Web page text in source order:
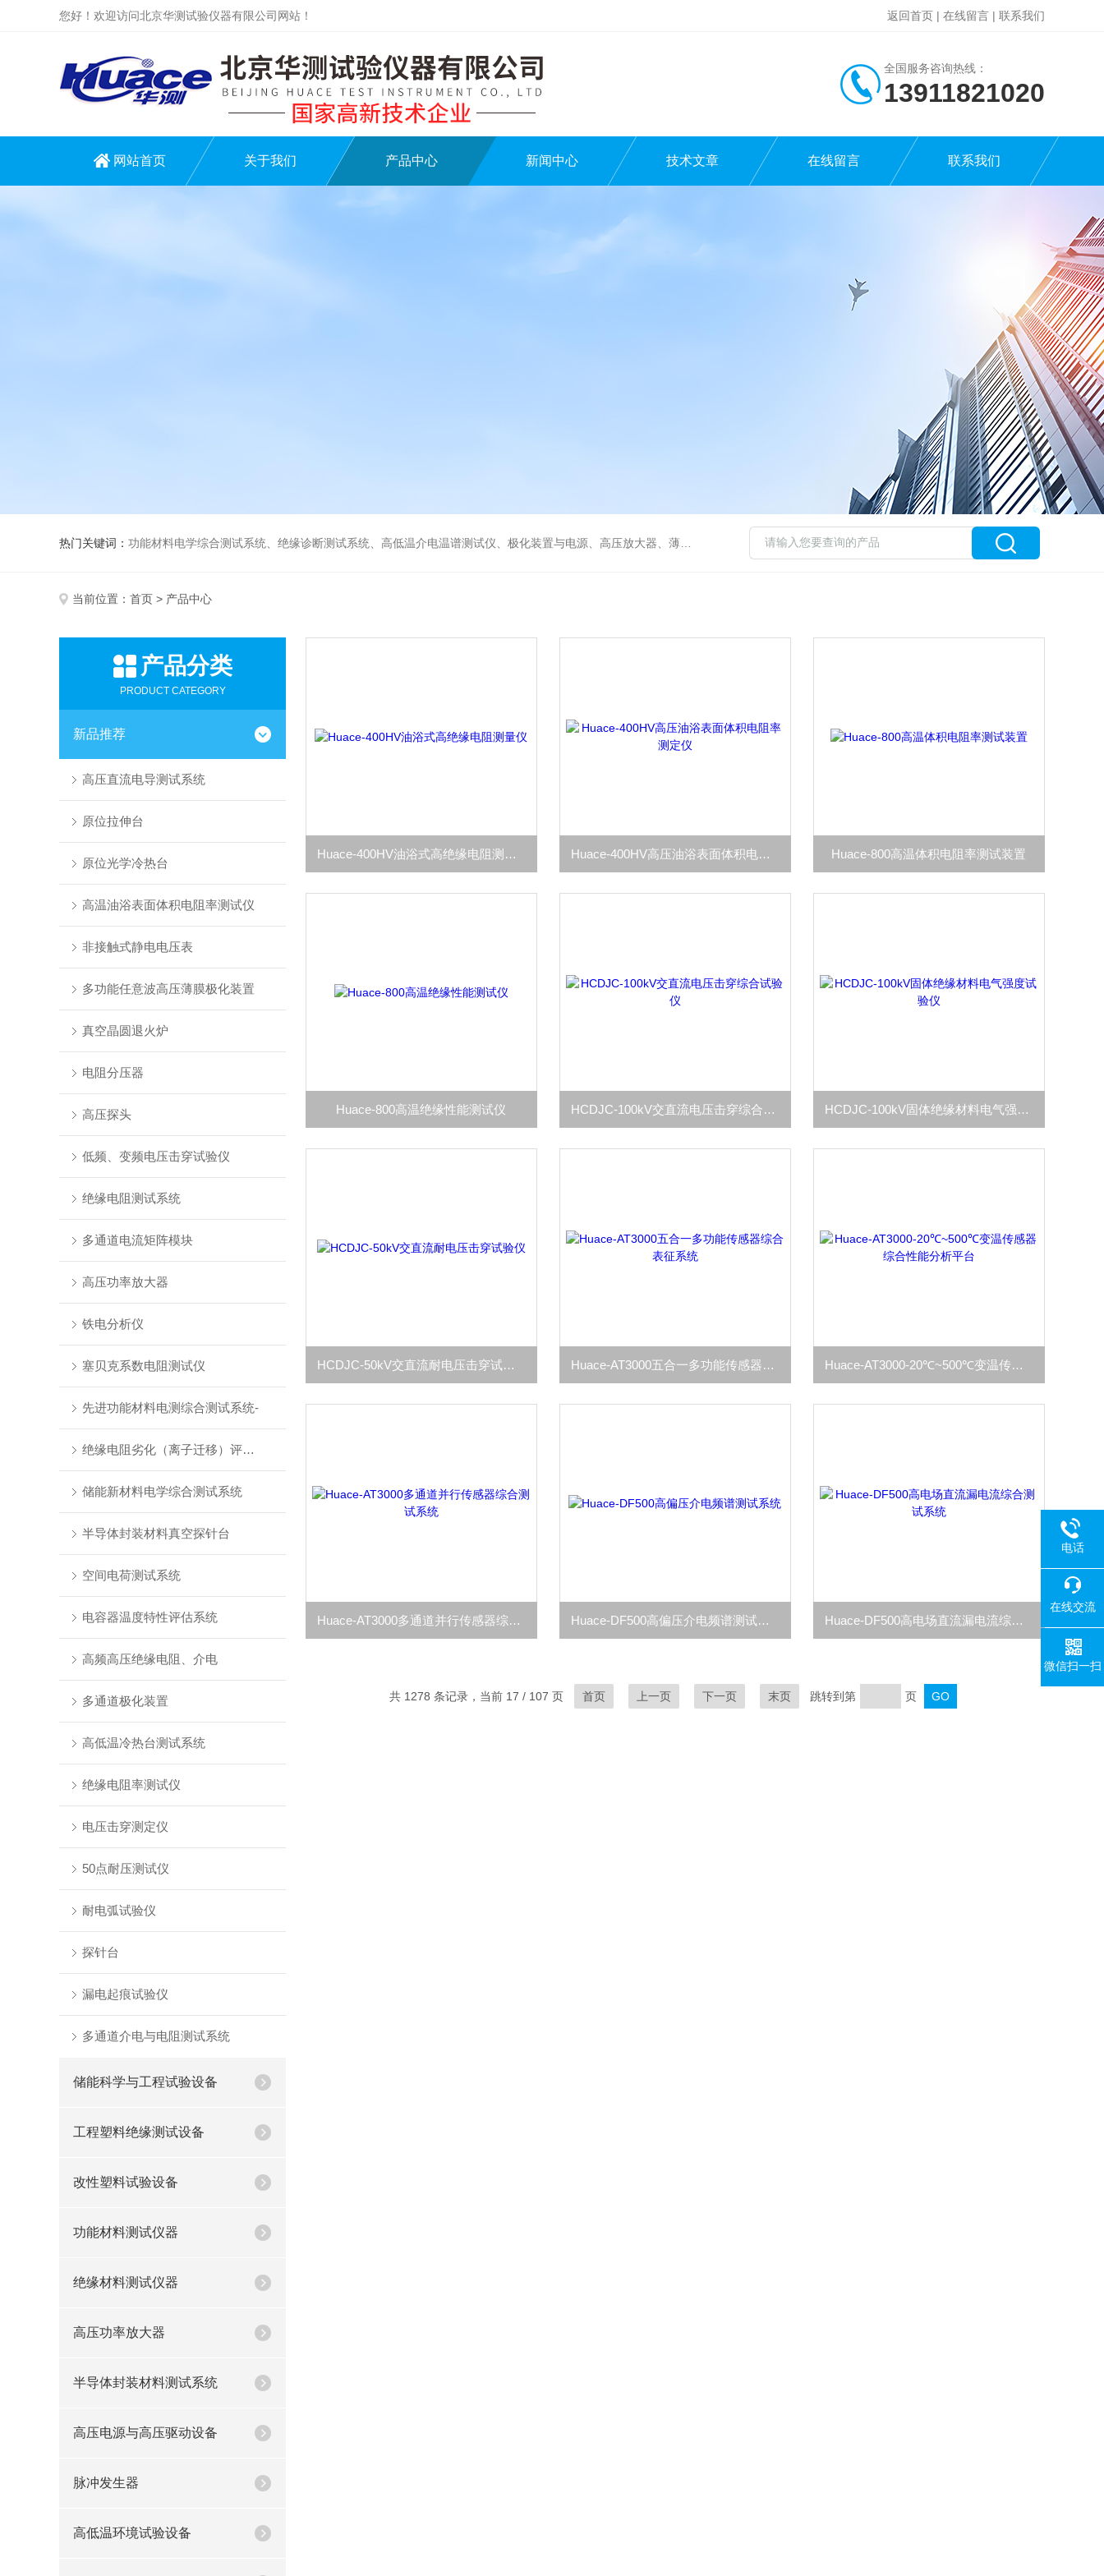
您好！欢迎访问北京华测试验仪器有限公司网站！ 返回首页 | 在线留言 | 联系我们
全国服务咨询热线：
13911821020
网站首页 关于我们 产品中心 新闻中心 技术文章 在线留言 联系我们
热门关键词： 功能材料电学综合测试系统、绝缘诊断测试系统、高低温介电温谱测试仪、极化装置与电源、高压放大器、薄膜极化、高低温冷热台、铁电压电热释电测试仪、绝缘材料电学性能综合测试平台、电击穿强度试验仪、耐电弧试验仪、高压漏电起痕测试仪、储能材料电学测控系统。
当前位置： 首页 > 产品中心
产品分类
PRODUCT CATEGORY
新品推荐
高压直流电导测试系统
原位拉伸台
原位光学冷热台
高温油浴表面体积电阻率测试仪
非接触式静电电压表
多功能任意波高压薄膜极化装置
真空晶圆退火炉
电阻分压器
高压探头
低频、变频电压击穿试验仪
绝缘电阻测试系统
多通道电流矩阵模块
高压功率放大器
铁电分析仪
塞贝克系数电阻测试仪
先进功能材料电测综合测试系统-
绝缘电阻劣化（离子迁移）评估系统
储能新材料电学综合测试系统
半导体封装材料真空探针台
空间电荷测试系统
电容器温度特性评估系统
高频高压绝缘电阻、介电
多通道极化装置
高低温冷热台测试系统
绝缘电阻率测试仪
电压击穿测定仪
50点耐压测试仪
耐电弧试验仪
探针台
漏电起痕试验仪
多通道介电与电阻测试系统
储能科学与工程试验设备
工程塑料绝缘测试设备
改性塑料试验设备
功能材料测试仪器
绝缘材料测试仪器
高压功率放大器
半导体封装材料测试系统
高压电源与高压驱动设备
脉冲发生器
高低温环境试验设备
Huace-400HV油浴式高绝缘电阻测量仪 Huace-400HV高压油浴表面体积电阻率测定仪 Huace-800高温体积电阻率测试装置
Huace-800高温绝缘性能测试仪 HCDJC-100kV交直流电压击穿综合试验仪 HCDJC-100kV固体绝缘材料电气强度试验仪
HCDJC-50kV交直流耐电压击穿试验仪 Huace-AT3000五合一多功能传感器综合表征系统 Huace-AT3000-20℃~500℃变温传感器综合性能分析平台
Huace-AT3000多通道并行传感器综合测试系统 Huace-DF500高偏压介电频谱测试系统 Huace-DF500高电场直流漏电流综合测试系统
共 1278 条记录，当前 17 / 107 页 首页 上一页 下一页 末页 跳转到第 页
电话
在线交流
微信扫一扫